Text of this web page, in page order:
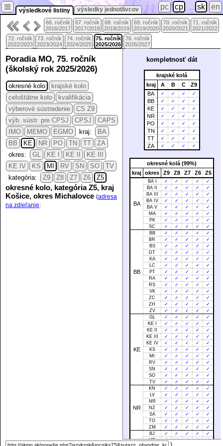
výsledkové listiny výsledky jednotlivcov
≡ pc cp sk en
66. ročník
2016/2017
67. ročník
2017/2018
68. ročník
2018/2019
69. ročník
2019/2020
70. ročník
2020/2021
71. ročník
2021/2022
72. ročník
2022/2023
73. ročník
2023/2024
74. ročník
2024/2025
75. ročník
2025/2026
76. ročník
2026/2027
kompletnosť dát
krajské kolá
kraj
A B C
Z9
BA
✓ ✓ ✓ ✓
BB ✓ ✓ ✓ ✓
KE ✓ ✓ ✓ ✓
NR ✓ ✓ ✓ ✓
PO ✓ ✓ ✓ ✓
TN ✓ ✓ ✓ ✓
TT ✓ ✓ ✓ ✓
ZA ✓ ✓ ✓ ✓
okresné kolá (99%)
kraj okres Z9 Z8 Z7 Z6 Z5
BA
BA I ✓ ✓ ✓ ✓
✓
BA II
✓ ✓ ✓ ✓
✓
BA III
✓ ✓ ✓ ✓
✓
BA IV
✓ ✓ ✓ ✓
✓
BA V
✓ ✓ ✓ ✓
✓
MA
✓ ✓ ✓ ✓
✓
PK
✓ ✓ ✓ ✓
✓
SC
✓ ✓ ✓ ✓ ✓
BB
BB ✓ ✓ ✓ ✓
✓
BR
✓ ✓ ✓ ✓
✓
BS
✓ ✓ ✓ ✓
✓
DT
✓ ✓ ✓ ✓
✓
KA
✓ ✓ ✓ ✓
✓
LC
✓ ✓ ✓ ✓
✓
PT
✓ ✓ ✓ ✓
✓
RA
✓ ✓ ✓ ✓
✓
RS
✓ ✓ ✓ ✓
✓
VK
✓ ✓ ✓ ✓
✓
ZC
✓ ✓ ✓ ✓
✓
ZH
✓ ✓ ✓ ✓
✓
ZV
✓ ✓ ✓ ✓ ✓
KE
GL ✓ ✓ ✓ ✓
✓
KE I
✓ ✓ ✓ ✓
✓
KE II
✓ ✓ ✓ ✓
✓
KE III
✓ ✓ ✓ ✓
✓
KE IV
✓ ✓ ✓ ✓
✓
KS
✓ ✓ ✓ ✓
✓
MI
✓ ✓ ✓ ✓
✓
RV
✓ ✓ ✓ ✓
✓
SN
✓ ✓ ✓ ✓
✓
SO
✓ ✓ ✓ ✓
✓
TV
✓ ✓ ✓ ✓ ✓
NR
KN ✓ ✓ ✓ ✓
✓
LV
✓ ✓ ✓ ✓
✓
NR
✓ ✓ ✓ ✓
✓
NZ
✓ ✓ ✓ ✓
✓
SA
✓ ✓ ✓ ✓
✓
TO
✓ ✓ ✓ ✓
✓
ZM
✓ ✓ ✓ ✓
✓
BJ
✓ ✓ ✓ ✓
✓
HE
✓ ✓ ✓ ✓
✓
Poradia MO, 75. ročník
(školský rok 2025/2026)
okresné kolo
krajské kolo
celoštátne kolo
kvalifikácia
výberové sústredenie
CS Z9
výb. sústr. pre CPSJ
CPSJ
CAPS
IMO
MEMO EGMO kraj:
BA
BB
KE NR PO TN TT
ZA
okres:
GL KE I KE II
KE III
KE IV
KS MI RV SN SO
TV
kategória:
Z9 Z8 Z7 Z6 Z5
okresné kolo, kategória Z5, kraj
Košice, okres Michalovce (adresa
na zdieľanie: